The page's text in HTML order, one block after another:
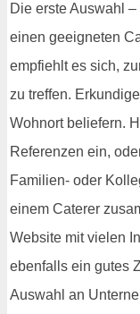
Die erste Auswahl
einen geeigneten
empfiehlt es sich,
zu treffen.
Wohnort beliefern.
Referenzen ein,
Familien- oder
einem Caterer
Website mit vielen
ebenfalls ein gutes
Auswahl an